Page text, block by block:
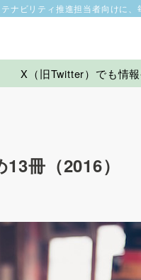
ナビリティ推進担当者向けに
X（旧Twitter）でも情
冊（2016）